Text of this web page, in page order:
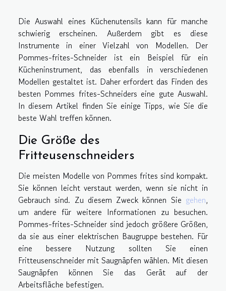
Die Auswahl eines Küchenutensils kann für manche
schwierig erscheinen. Außerdem gibt es diese
Instrumente in einer Vielzahl von Modellen. Der
Pommes-frites-Schneider ist ein Beispiel für ein
Kücheninstrument, das ebenfalls in verschiedenen
Modellen gestaltet ist. Daher erfordert das Finden des
besten Pommes frites-Schneiders eine gute Auswahl.
In diesem Artikel finden Sie einige Tipps, wie Sie die
beste Wahl treffen können.
Die Größe des
Fritteusenschneiders
Die meisten Modelle von Pommes frites sind kompakt.
Sie können leicht verstaut werden, wenn sie nicht in
Gebrauch sind. Zu diesem Zweck können Sie gehen,
um andere für weitere Informationen zu besuchen.
Pommes-frites-Schneider sind jedoch größere Größen,
da sie aus einer elektrischen Baugruppe bestehen. Für
eine bessere Nutzung sollten Sie einen
Fritteusenschneider mit Saugnäpfen wählen. Mit diesen
Saugnäpfen können Sie das Gerät auf der
Arbeitsfläche befestigen.